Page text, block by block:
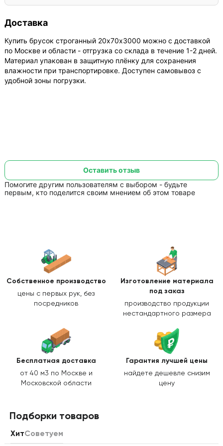
Доставка
Купить брусок строганный 20х70х3000 можно с доставкой
по Москве и области - отгрузка со склада в течение 1-2 дней.
Материал упакован в защитную плёнку для сохранения
влажности при транспортировке. Доступен самовывоз с
удобной зоны погрузки.
Помогите другим пользователям с выбором - будьте
первым, кто поделится своим мнением об этом товаре
Оставить отзыв
Собственное производство
цены с первых рук, без
посредников
Изготовление материала
под заказ
производство продукции
нестандартного размера
Бесплатная доставка
от 40 м3 по Москве и
Московской области
Гарантия лучшей цены
найдете дешевле снизим
цену
Подборки товаров
ХитСоветуем